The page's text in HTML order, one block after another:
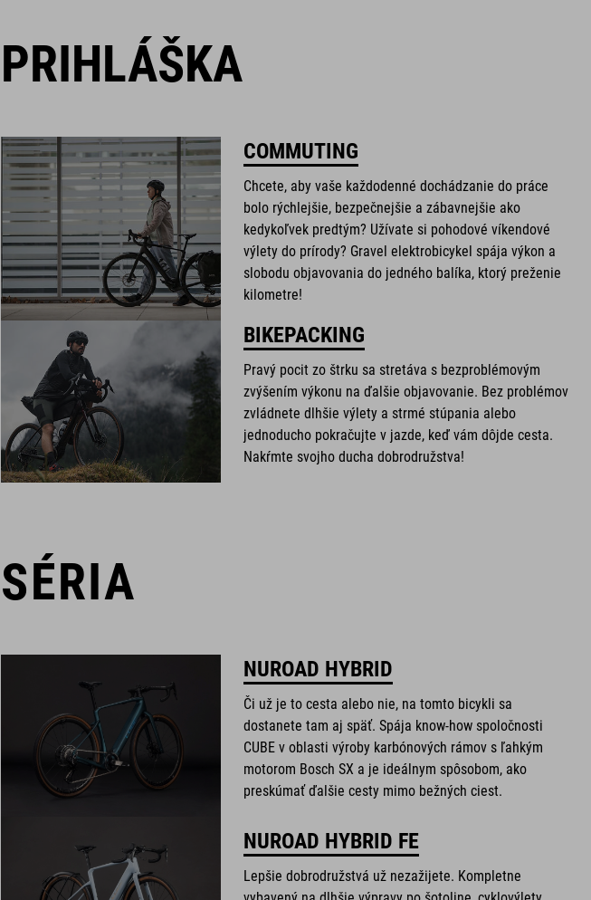
PRIHLÁŠKA
COMMUTING
Chcete, aby vaše každodenné dochádzanie do práce
bolo rýchlejšie, bezpečnejšie a zábavnejšie ako
kedykoľvek predtým? Užívate si pohodové víkendové
výlety do prírody? Gravel elektrobicykel spája výkon a
slobodu objavovania do jedného balíka, ktorý preženie
kilometre!
BIKEPACKING
Pravý pocit zo štrku sa stretáva s bezproblémovým
zvýšením výkonu na ďalšie objavovanie. Bez problémov
zvládnete dlhšie výlety a strmé stúpania alebo
jednoducho pokračujte v jazde, keď vám dôjde cesta.
Nakŕmte svojho ducha dobrodružstva!
SÉRIA
NUROAD HYBRID
Či už je to cesta alebo nie, na tomto bicykli sa
dostanete tam aj späť. Spája know-how spoločnosti
CUBE v oblasti výroby karbónových rámov s ľahkým
motorom Bosch SX a je ideálnym spôsobom, ako
preskúmať ďalšie cesty mimo bežných ciest.
NUROAD HYBRID FE
Lepšie dobrodružstvá už nezažijete. Kompletne